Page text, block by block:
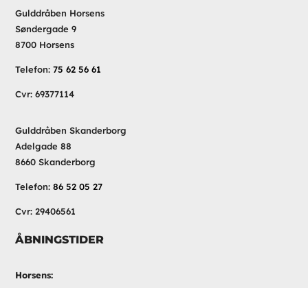
Gulddråben Horsens
Søndergade 9
8700 Horsens
Telefon:75 62 56 61
Cvr: 69377114
Gulddråben Skanderborg
Adelgade 88
8660 Skanderborg
Telefon:86 52 05 27
Cvr: 29406561
ÅBNINGSTIDER
Horsens: